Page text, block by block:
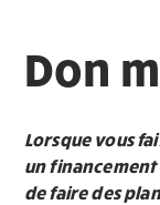
Don
Lorsque vous
un
de faire des